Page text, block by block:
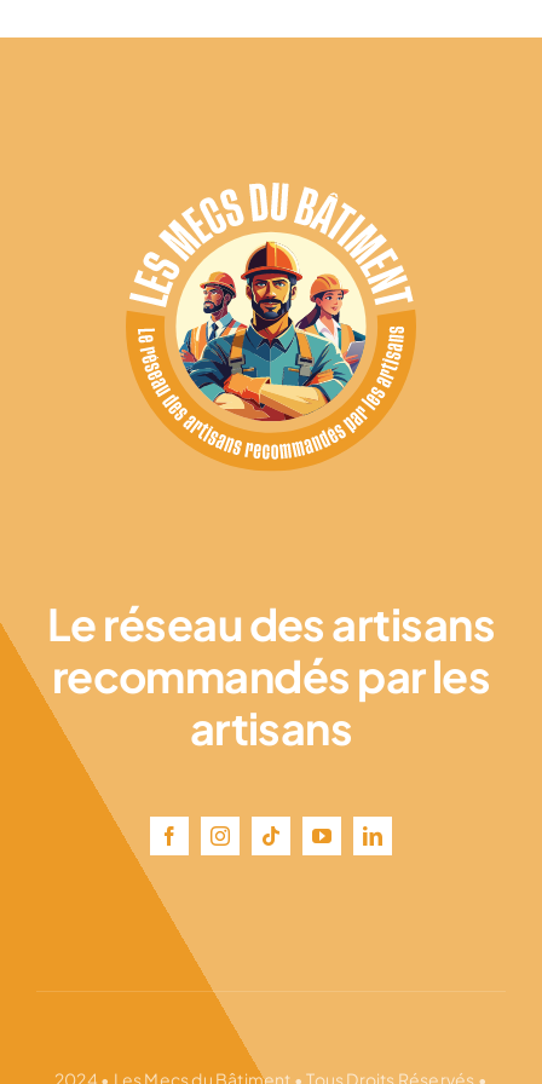
Le réseau des artisans
recommandés par les
artisans
2024 • Les Mecs du Bâtiment • Tous Droits Réservés •